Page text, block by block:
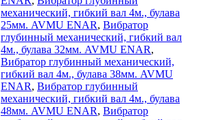
механический, гибкий вал 4м., булава
25мм. AVMU ENAR, Вибратор
глубинный механический, гибкий вал
4м., булава 32мм. AVMU ENAR,
Вибратор глубинный механический,
гибкий вал 4м., булава 38мм. AVMU
ENAR, Вибратор глубинный
механический, гибкий вал 4м., булава
48мм. AVMU ENAR, Вибратор